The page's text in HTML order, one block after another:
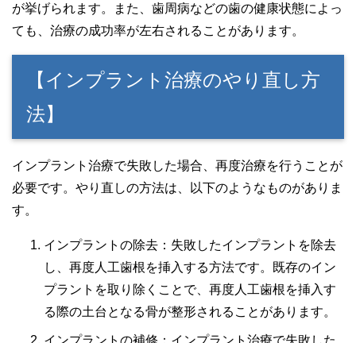
が挙げられます。また、歯周病などの歯の健康状態によっ
ても、治療の成功率が左右されることがあります。
【インプラント治療のやり直し方
法】
インプラント治療で失敗した場合、再度治療を行うことが
必要です。やり直しの方法は、以下のようなものがありま
す。
インプラントの除去：失敗したインプラントを除去
し、再度人工歯根を挿入する方法です。既存のイン
プラントを取り除くことで、再度人工歯根を挿入す
る際の土台となる骨が整形されることがあります。
インプラントの補修：インプラント治療で失敗した